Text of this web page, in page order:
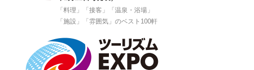
「料理」「接客」「温泉・浴場」
「施設」「雰囲気」のベスト100軒